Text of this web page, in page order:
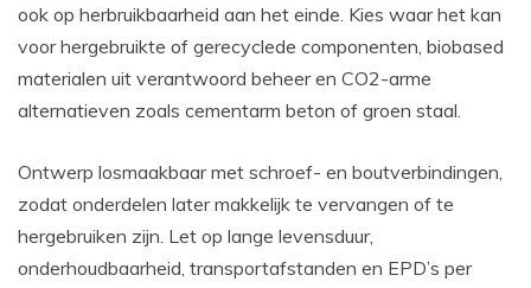
ook op herbruikbaarheid aan het einde. Kies waar het kan
voor hergebruikte of gerecyclede componenten, biobased
materialen uit verantwoord beheer en CO2-arme
alternatieven zoals cementarm beton of groen staal.
Ontwerp losmaakbaar met schroef- en boutverbindingen,
zodat onderdelen later makkelijk te vervangen of te
hergebruiken zijn. Let op lange levensduur,
onderhoudbaarheid, transportafstanden en EPD’s per